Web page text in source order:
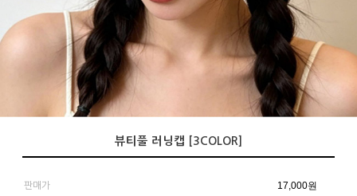
뷰티풀 러닝캡 [3COLOR]
판매가 17,000원